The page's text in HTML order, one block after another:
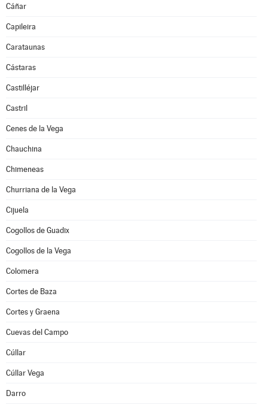
Cáñar
Capileira
Carataunas
Cástaras
Castilléjar
Castril
Cenes de la Vega
Chauchina
Chimeneas
Churriana de la Vega
Cijuela
Cogollos de Guadix
Cogollos de la Vega
Colomera
Cortes de Baza
Cortes y Graena
Cuevas del Campo
Cúllar
Cúllar Vega
Darro